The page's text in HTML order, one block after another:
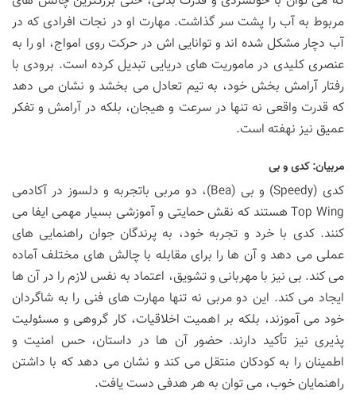
مربوط به آب را پشت سر گذاشت. مهارت او در نجات افرادی که در
آب دچار مشکل شده اند و توانایی اش در حرکت روی امواج، او را به
عنصری کلیدی در ماموریت های دریایی تبدیل کرده است. برودی با
رفتار آرامش بخش خود، به تیم تعادل می بخشد و نشان می دهد
که قدرت واقعی نه تنها در سرعت و هیجان، بلکه در آرامش و تفکر
عمیق نیز نهفته است.
مربیان: کدی و بی
کدی (Speedy) و بی (Bea)، دو مربی باتجربه و دلسوز در آکادمی
Top Wing هستند که نقش حمایتی و آموزشی بسیار مهمی ایفا می
کنند. کدی با خرد و تجربه خود، به پرندگان جوان راهنمایی های
عملی می دهد و آن ها را برای مقابله با چالش های مختلف آماده
می کند. بی نیز با مهربانی و تشویق، اعتماد به نفس لازم را در آن ها
ایجاد می کند. این دو مربی نه تنها مهارت های فنی را به شاگردان
خود می آموزند، بلکه بر اهمیت اخلاقیات، کار گروهی و مسئولیت
پذیری نیز تأکید دارند. حضور آن ها در داستان، حس امنیت و
اطمینان را به کودکان منتقل می کند و نشان می دهد که با داشتن
راهنمایان خوب، می توان به هر هدفی دست یافت.